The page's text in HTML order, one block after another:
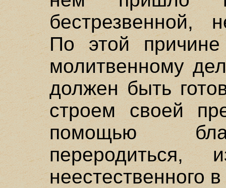
бестрезвенной,
По этой
молитвенному
должен быть
строем своей
помощью
переродиться,
неестественного